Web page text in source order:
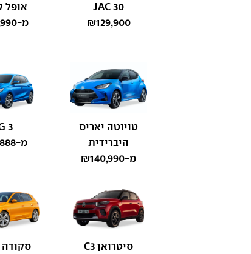
JAC 30
₪129,900
אופל
מ-₪126,990
טויוטה יאריס
היברידית
מ-₪140,990
3
מ-₪119,888
סיטרואן C3